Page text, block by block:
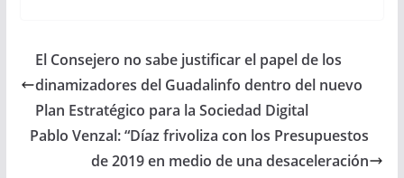
El Consejero no sabe justificar el papel de los
dinamizadores del Guadalinfo dentro del nuevo
Plan Estratégico para la Sociedad Digital
Pablo Venzal: “Díaz frivoliza con los Presupuestos
de 2019 en medio de una desaceleración